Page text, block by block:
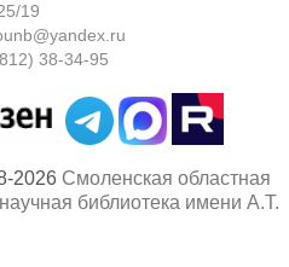
19
38-34-95
2026 Смоленская областная
библиотека имени А.Т.